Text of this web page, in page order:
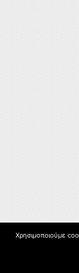
Χρησιμοποιούμε